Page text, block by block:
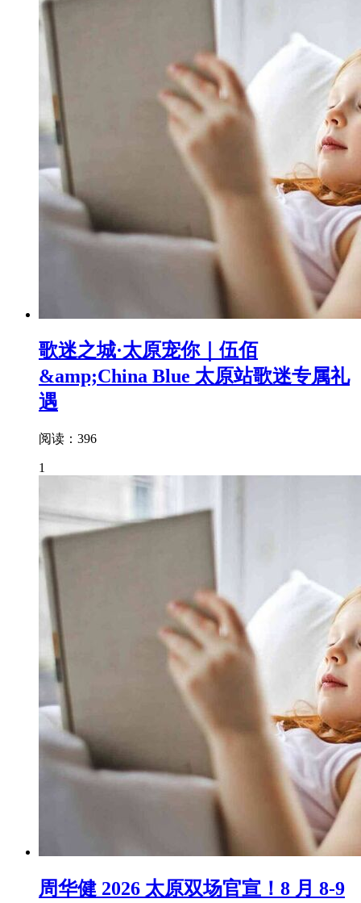
歌迷之城·太原宠你｜伍佰
&amp;China Blue 太原站歌迷专属礼
遇
阅读：396
1
周华健 2026 太原双场官宣！8 月 8-9